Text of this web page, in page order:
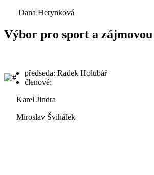
Dana Herynková
Výbor pro sport a
předseda: Radek Holubář
členové:
Karel Jindra
Miroslav Švihálek